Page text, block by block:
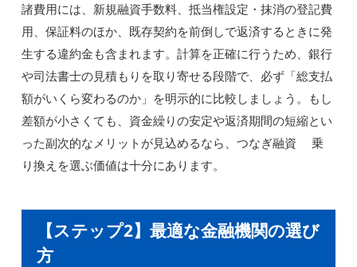
諸費用には、新規融資手数料、抵当権設定・抹消の登記費
用、保証料のほか、既存契約を前倒しで返済するときに発
生する違約金も含まれます。計算を正確に行うため、銀行
や司法書士の見積もりを取り寄せる段階で、必ず「総支払
額がいくら変わるのか」を明示的に比較しましょう。もし
差額が小さくても、資金繰りの安定や返済期間の短縮とい
った副次的なメリットが見込めるなら、つなぎ融資 乗
り換えを選ぶ価値は十分にあります。
【ステップ2】最適な金融機関の選び
方